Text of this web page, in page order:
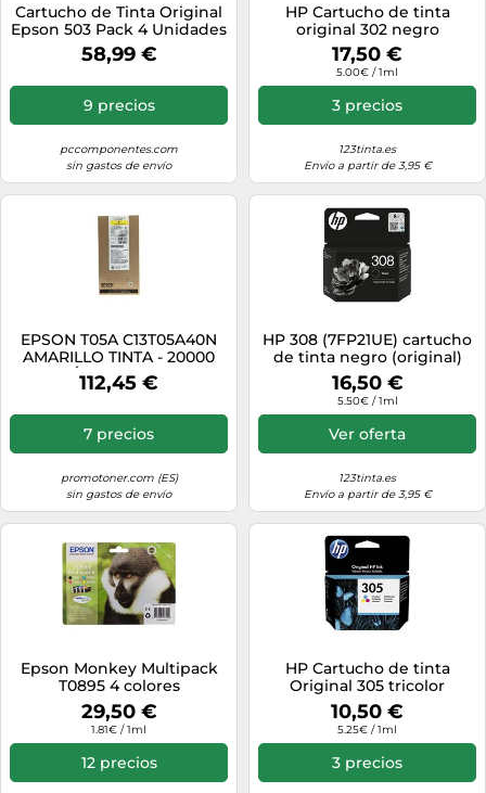
Cartucho de Tinta Original
Epson 503 Pack 4 Unidades
BK/C/M/Y
58,99 €
9 precios
pccomponentes.com
sin gastos de envío
HP Cartucho de tinta
original 302 negro
17,50 €
5.00€ / 1ml
3 precios
123tinta.es
Envío a partir de 3,95 €
EPSON T05A C13T05A40N
AMARILLO TINTA - 20000
PÁGINAS PARA
WORKFORCE PRO WF-
112,45 €
7 precios
promotoner.com (ES)
sin gastos de envío
HP 308 (7FP21UE) cartucho
de tinta negro (original)
16,50 €
5.50€ / 1ml
Ver oferta
123tinta.es
Envío a partir de 3,95 €
Epson Monkey Multipack
T0895 4 colores
29,50 €
1.81€ / 1ml
12 precios
HP Cartucho de tinta
Original 305 tricolor
10,50 €
5.25€ / 1ml
3 precios